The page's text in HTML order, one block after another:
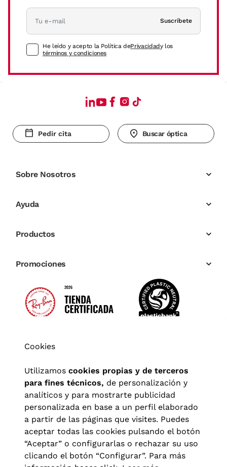
Suscríbete
He leído y acepto la Política dePrivacidady los
términos y condiciones
Pedir cita Buscar óptica
Sobre Nosotros
Ayuda
Productos
Promociones
Aviso legal| Política de privacidad Términos y condiciones
Cookies
Utilizamos cookies propias y de terceros
para fines técnicos, de personalización y
analíticos y para mostrarte publicidad
personalizada en base a un perfil elaborado
a partir de las páginas que visites. Puedes
aceptar todas las cookies pulsando el botón
“Aceptar” o configurarlas o rechazar su uso
clicando el botón “Configurar”. Para más